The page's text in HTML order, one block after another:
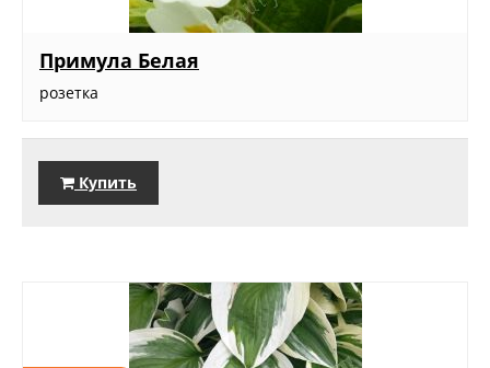
Примула Белая
розетка
Купить